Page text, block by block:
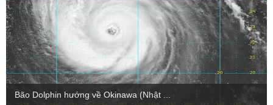
Bão Dolphin hướng về Okinawa (Nhật ...